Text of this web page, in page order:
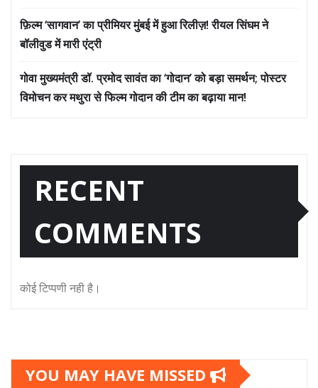
फ़िल्म ‘सागवान’ का प्रीमियर मुंबई में हुआ रिलीज़! रीयल सिंघम ने
बॉलीवुड में मारी एंट्री
गोवा मुख्यमंत्री डॉ. प्रमोद सावंत का ‘गोदान’ को बड़ा समर्थन; पोस्टर
विमोचन कर मथुरा से फिल्म गोदान की टीम का बढ़ाया मान!
RECENT
COMMENTS
कोई टिप्पणी नही है।
YOU MAY HAVE MISSED